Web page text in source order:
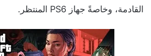
القادمة، وخاصةً جهاز PS6 المنتظر.